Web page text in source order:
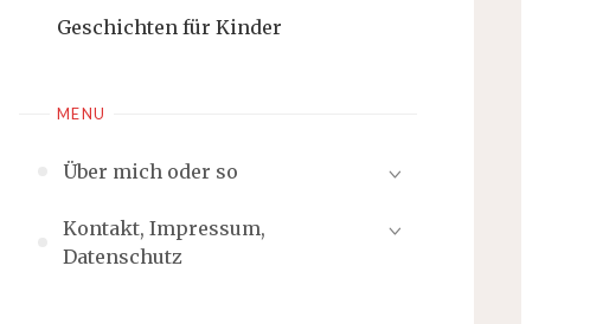
Geschichten für Kinder
MENU
Über mich oder so
Kontakt, Impressum,
Datenschutz